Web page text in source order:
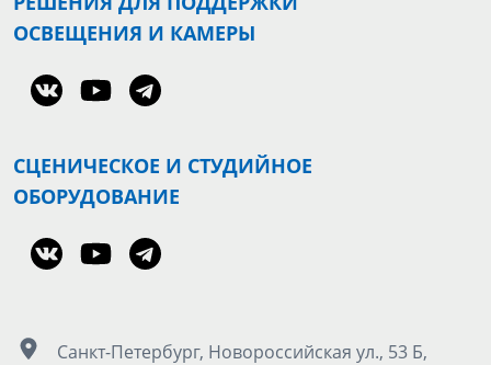
ОСВЕЩЕНИЯ И КАМЕРЫ
СЦЕНИЧЕСКОЕ И СТУДИЙНОЕ
ОБОРУДОВАНИЕ
Санкт-Петербург, Новороссийская ул., 53 Б,